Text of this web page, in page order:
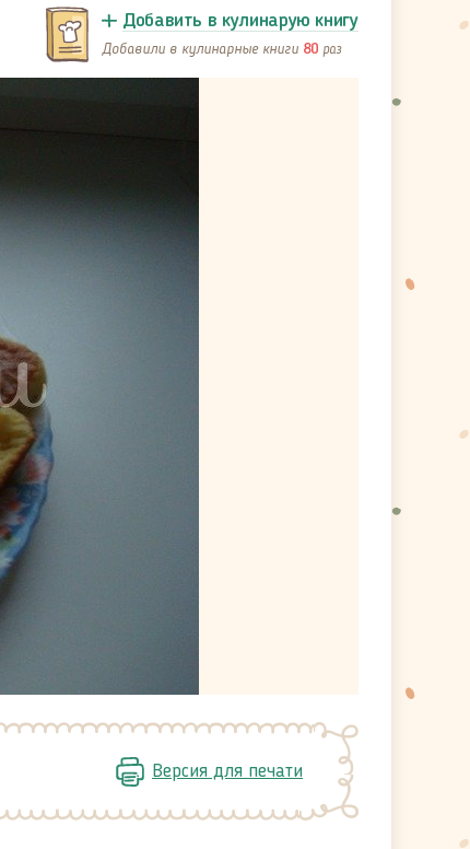
Добавить в кулинарую книгу
Добавили в кулинарные книги 80 раз
Версия для печати